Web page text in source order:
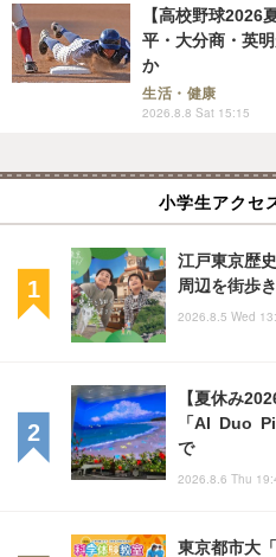
【高校野球2026
平・大分商・英
か
生活・健康
2026.8.8 Sat 15:15
小学生アクセ
江戸東京歴
周辺を街歩き
2026.8.5 Wed
【夏休み
「AI Duo
で
2026.8.6 Thu
東京都市大